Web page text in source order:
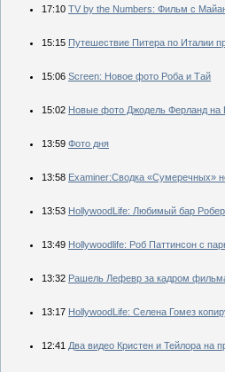
17:10 TV by the Numbers: Фильм с
15:15 Путешествие Питера по Италии
15:06 Screen: Новое фото Роба и Тай
15:02 Новые фото Джодель Ферланд на
13:59 Фото дня
13:58 Examiner:Сводка «Сумеречных»
13:53 HollywoodLife: Любимый бар
13:49 Hollywoodlife: Роб Паттинсон с
13:32 Рашель Лефевр за кадром
13:17 HollywoodLife: Селена Гомез
12:41 Два видео Кристен и Тейлора на